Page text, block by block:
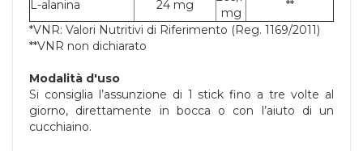
L-alanina 24 mg
mg
**
*VNR: Valori Nutritivi di Riferimento (Reg. 1169/2011)
**VNR non dichiarato
Modalità d'uso
Si consiglia l’assunzione di 1 stick fino a tre volte al
giorno, direttamente in bocca o con l’aiuto di un
cucchiaino.